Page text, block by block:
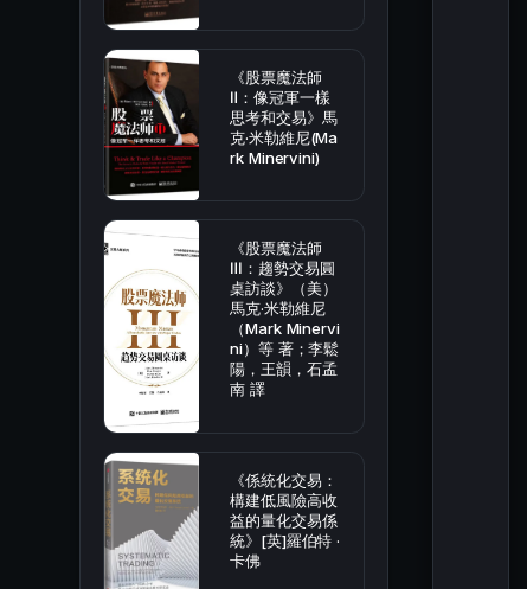
《股票魔法師
Ⅱ：像冠軍一樣
思考和交易》馬
克·米勒維尼(Ma
rk Minervini)
《股票魔法師
Ⅲ：趨勢交易圓
桌訪談》（美）
馬克·米勒維尼
（Mark Minervi
ni）等 著；李鬆
陽，王韻，石孟
南 譯
《係統化交易：
構建低風險高收
益的量化交易係
統》[英]羅伯特 ·
卡佛